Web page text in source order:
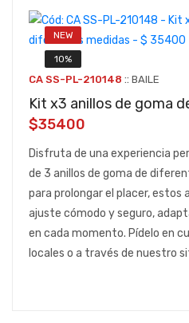
NEW
10%
CA SS-PL-210148 :: BAILE
Kit x3 anillos de goma
$35400
Disfruta de una experiencia
de 3 anillos de goma de
para prolongar el placer, estos
ajuste cómodo y seguro,
en cada momento. Pídelo en
locales o a través de nuestro